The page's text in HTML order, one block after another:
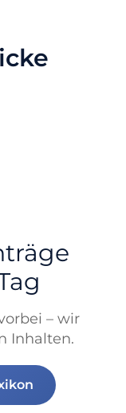
– wir
Inhalten.